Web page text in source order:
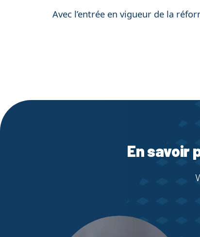
Avec l’entrée en vigueur de la
En savoir